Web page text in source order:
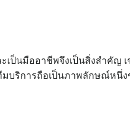
นมืออาชีพจึงเป็นสิ่งสำคัญ เ
บริการถือเป็นภาพลักษณ์หนึ่